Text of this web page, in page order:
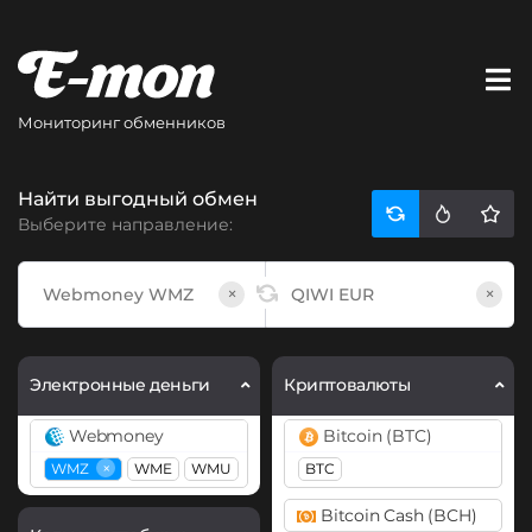
Мониторинг обменников
Найти выгодный обмен
Выберите направление:
× ×
Электронные деньги
Webmoney
WMZ × WME WMU
Криптовалюты
Bitcoin (BTC)
BTC
Bitcoin Cash (BCH)